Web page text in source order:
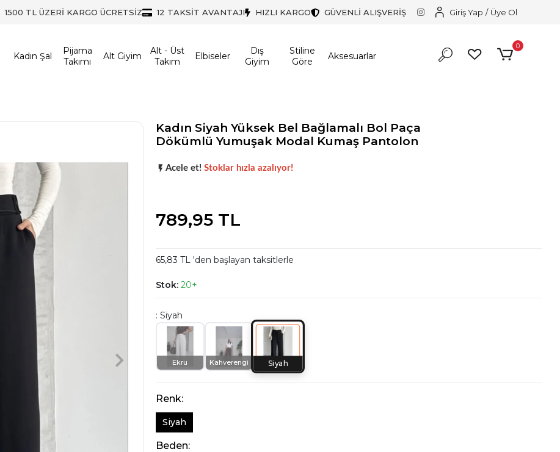
1500 TL ÜZERİ KARGO ÜCRETSİZ 12 TAKSİT AVANTAJI HIZLI KARGO GÜVENLİ ALIŞVERİŞ Giriş Yap / Üye Ol
Kadın Şal
Pijama
Takımı
Alt Giyim
Alt - Üst
Takım
Elbiseler
Dış
Giyim
Stiline
Göre
Aksesuarlar
0
Kadın Siyah Yüksek Bel Bağlamalı Bol Paça
Dökümlü Yumuşak Modal Kumaş Pantolon
Şu andaçok talep görüyor!
Şu andaçok talep görüyor!
789,95 TL
65,83 TL 'den başlayan taksitlerle
Stok: 20+
: Siyah
Ekru Kahverengi Siyah
Renk:
Siyah
Beden: